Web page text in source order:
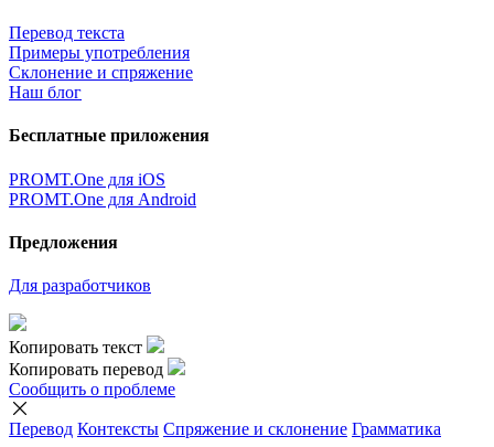
Перевод текста
Примеры употребления
Склонение и спряжение
Наш блог
Бесплатные приложения
PROMT.One для iOS
PROMT.One для Android
Предложения
Для разработчиков
Копировать текст
Копировать перевод
Сообщить о проблеме
Перевод Контексты Спряжение и склонение Грамматика